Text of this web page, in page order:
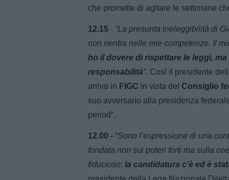
che promette di agitare le settimane
12.15 - “La presunta ineleggibilità di
non rientra nelle mie competenze. Il
ho il dovere di rispettare le leggi,
responsabilità”. Così il presidente
arrivo in FIGC in vista del Consiglio
suo avversario alla presidenza
period”.
12.00 - “Sono l’espressione di una
fondata non sui poteri forti ma sulla
fiducioso: la candidatura c’è ed è